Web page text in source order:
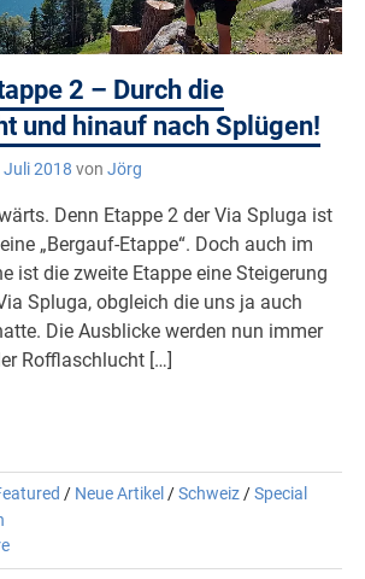
2 – Durch die
und hinauf nach Splügen!
Juli 2018 von Jörg
Denn Etappe 2 der Via Spluga ist
„Bergauf-Etappe“. Doch auch im
ist die zweite Etappe eine Steigerung
Spluga, obgleich die uns ja auch
Die Ausblicke werden nun immer
Rofflaschlucht […]
/ Neue Artikel /Schweiz /Special